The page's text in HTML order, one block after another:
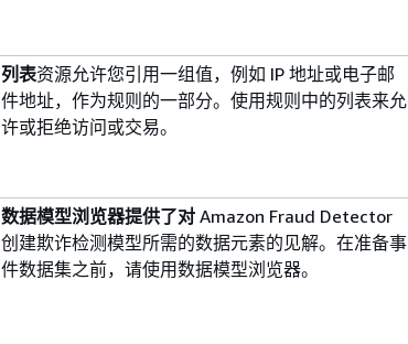
列表资源允许您引用一组值，例如 IP 地址或电子邮
件地址，作为规则的一部分。使用规则中的列表来允
许或拒绝访问或交易。
数据模型浏览器提供了对 Amazon Fraud Detector
创建欺诈检测模型所需的数据元素的见解。在准备事
件数据集之前，请使用数据模型浏览器。